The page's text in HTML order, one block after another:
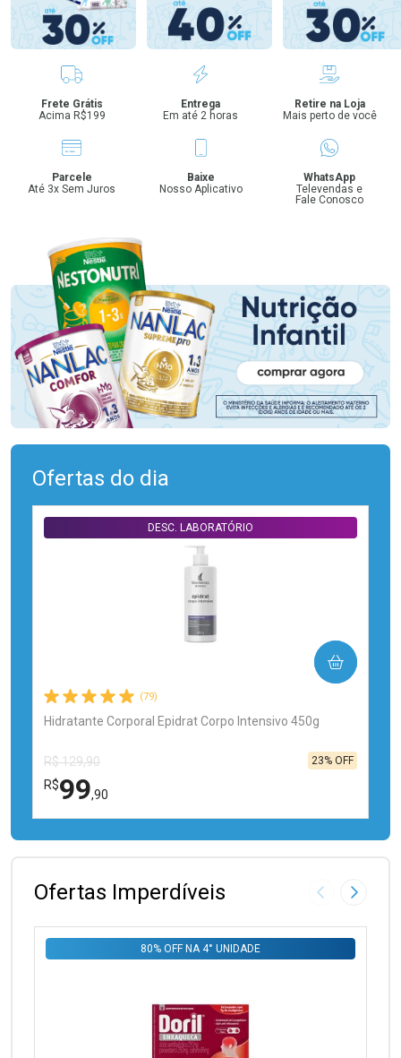
Benefícios
Frete Grátis
Acima R$199
Entrega
Em até 2 horas
Retire na Loja
Mais perto de você
Parcele
Até 3x Sem Juros
Baixe
Nosso Aplicativo
WhatsApp
Televendas e
Fale Conosco
Ofertas do dia
(79)
Hidratante Corporal Epidrat Corpo Intensivo 450g
DESC. LABORATÓRIO
R$ 129,90
R$99,90
23% OFF
COMPRAR
FECHAR
FECHAR
Ofertas Imperdíveis Imagem
80% OFF NA 4° UNIDADE